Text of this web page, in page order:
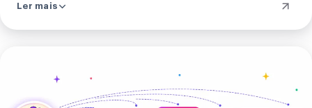
no instante em que você o tem. Dá pra confirmar no painel
Ler mais